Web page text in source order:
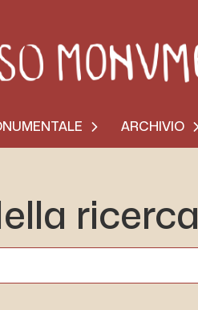
ARCHIVIO
ricerca